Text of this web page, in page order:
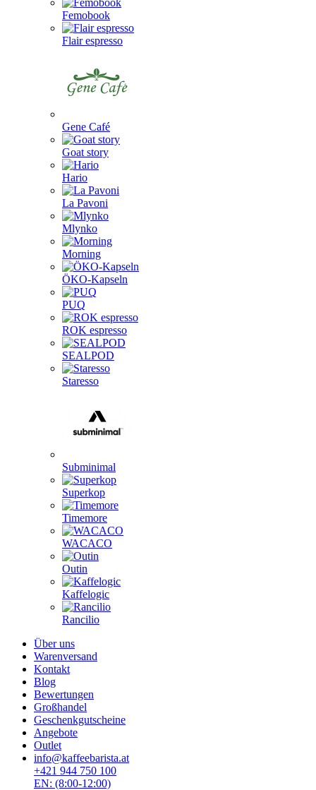
Femobook
Flair espresso
Gene Café
Goat story
Hario
La Pavoni
Mlynko
Morning
ÖKO-Kapseln
PUQ
ROK espresso
SEALPOD
Staresso
Subminimal
Superkop
Timemore
WACACO
Outin
Kaffelogic
Rancilio
Über uns
Warenversand
Kontakt
Blog
Bewertungen
Großhandel
Geschenkgutscheine
Angebote
Outlet
info@kaffeebarista.at
+421 944 750 100
EN: (8:00-12:00)